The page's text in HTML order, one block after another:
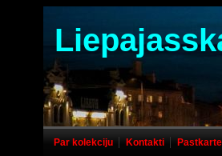
Par kolekciju Kontakti